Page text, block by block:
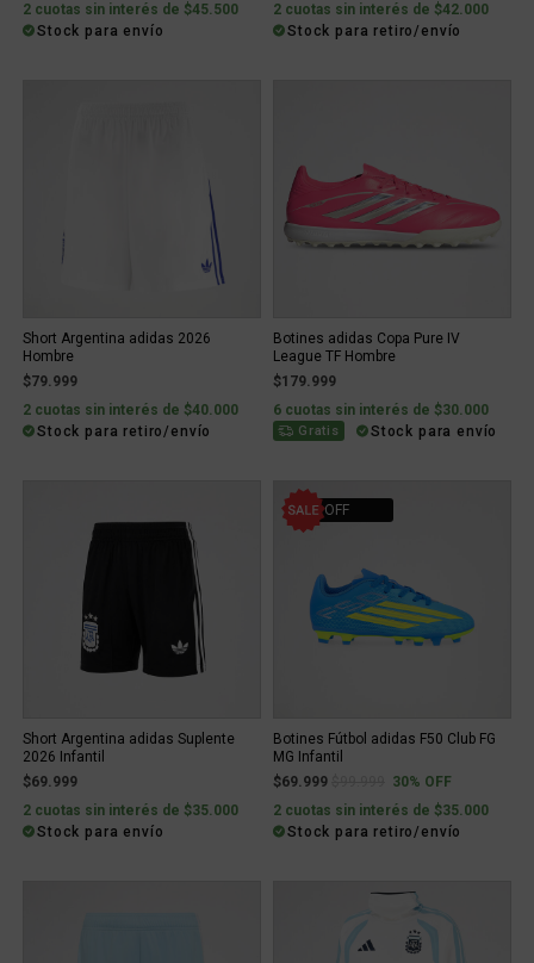
2 cuotas sin interés de $45.500
Stock para envío
2 cuotas sin interés de $42.000
Stock para retiro/envío
Short Argentina adidas 2026
Hombre
$79.999
2 cuotas sin interés de $40.000
Stock para retiro/envío
Botines adidas Copa Pure IV
League TF Hombre
$179.999
6 cuotas sin interés de $30.000
Gratis Stock para envío
Short Argentina adidas Suplente
2026 Infantil
$69.999
2 cuotas sin interés de $35.000
Stock para envío
30% OFF
Botines Fútbol adidas F50 Club FG
MG Infantil
$69.999
Price reduced from
to30% OFF
2 cuotas sin interés de $35.000
Stock para retiro/envío